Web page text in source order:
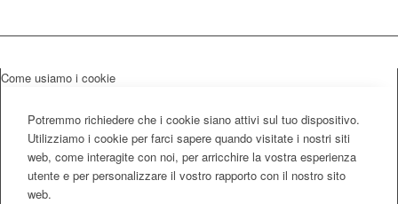
Come usiamo i cookie
Potremmo richiedere che i cookie siano attivi sul tuo dispositivo.
Utilizziamo i cookie per farci sapere quando visitate i nostri siti
web, come interagite con noi, per arricchire la vostra esperienza
utente e per personalizzare il vostro rapporto con il nostro sito
web.